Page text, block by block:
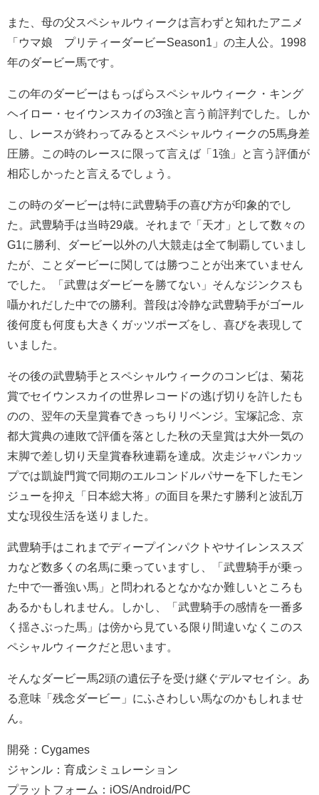
また、母の父スペシャルウィークは言わずと知れたアニメ
「ウマ娘 プリティーダービーSeason1」の主人公。1998
年のダービー馬です。
この年のダービーはもっぱらスペシャルウィーク・キング
ヘイロー・セイウンスカイの3強と言う前評判でした。しか
し、レースが終わってみるとスペシャルウィークの5馬身差
圧勝。この時のレースに限って言えば「1強」と言う評価が
相応しかったと言えるでしょう。
この時のダービーは特に武豊騎手の喜び方が印象的でし
た。武豊騎手は当時29歳。それまで「天才」として数々の
G1に勝利、ダービー以外の八大競走は全て制覇していまし
たが、ことダービーに関しては勝つことが出来ていません
でした。「武豊はダービーを勝てない」そんなジンクスも
囁かれだした中での勝利。普段は冷静な武豊騎手がゴール
後何度も何度も大きくガッツポーズをし、喜びを表現して
いました。
その後の武豊騎手とスペシャルウィークのコンビは、菊花
賞でセイウンスカイの世界レコードの逃げ切りを許したも
のの、翌年の天皇賞春できっちりリベンジ。宝塚記念、京
都大賞典の連敗で評価を落とした秋の天皇賞は大外一気の
末脚で差し切り天皇賞春秋連覇を達成。次走ジャパンカッ
プでは凱旋門賞で同期のエルコンドルパサーを下したモン
ジューを抑え「日本総大将」の面目を果たす勝利と波乱万
丈な現役生活を送りました。
武豊騎手はこれまでディープインパクトやサイレンススズ
カなど数多くの名馬に乗っていますし、「武豊騎手が乗っ
た中で一番強い馬」と問われるとなかなか難しいところも
あるかもしれません。しかし、「武豊騎手の感情を一番多
く揺さぶった馬」は傍から見ている限り間違いなくこのス
ペシャルウィークだと思います。
そんなダービー馬2頭の遺伝子を受け継ぐデルマセイシ。あ
る意味「残念ダービー」にふさわしい馬なのかもしれませ
ん。
開発：Cygames
ジャンル：育成シミュレーション
プラットフォーム：iOS/Android/PC